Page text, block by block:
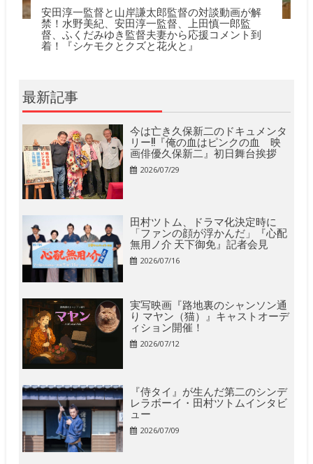
安田淳一監督と山岸謙太郎監督の対談動画が解
禁！水野美紀、安田淳一監督、上田慎一郎監
督、ふくだみゆき監督夫妻から応援コメント到
着！『シケモクとクズと花火と』
最新記事
今は亡き久保新二のドキュメンタ
リー!!『俺の血はピンクの血 映
画俳優久保新二』初日舞台挨拶
2026/07/29
田村ツトム、ドラマ化決定時に
「ファンの顔が浮かんだ」『心配
無用ノ介 天下御免』記者会見
2026/07/16
実写映画『路地裏のシャンソン通
り マヤン（猫）』キャストオーデ
ィション開催！
2026/07/12
『侍タイ』が生んだ第二のシンデ
レラボーイ・田村ツトムインタビ
ュー
2026/07/09